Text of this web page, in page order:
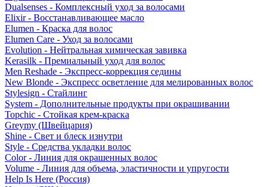
Dualsenses - Комплексный уход за волосами
Elixir - Восстанавливающее масло
Elumen - Краска для волос
Elumen Care - Уход за волосами
Evolution - Нейтральная химическая завивка
Kerasilk - Премиальный уход для волос
Men Reshade - Экспресс-коррекция седины
New Blonde - Экспресс осветление для мелированных волос
Stylesign - Стайлинг
System - Дополнительные продукты при окрашивании
Topchic - Стойкая крем-краска
Greymy (Швейцария)
Shine - Свет и блеск изнутри
Style - Средства укладки волос
Color - Линия для окрашенных волос
Volume - Линия для объема, эластичности и упругости
Help Is Here (Россия)